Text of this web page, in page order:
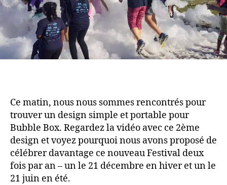
avec
2
dessins
pour
commencer
Ce matin, nous nous sommes rencontrés pour
trouver un design simple et portable pour
Bubble Box. Regardez la vidéo avec ce 2ème
design et voyez pourquoi nous avons proposé de
célébrer davantage ce nouveau Festival deux
fois par an – un le 21 décembre en hiver et un le
21 juin en été.